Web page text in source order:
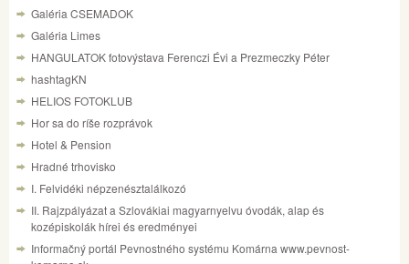
Galéria CSEMADOK
Galéria Limes
HANGULATOK fotovýstava Ferenczi Évi a Prezmeczky Péter
hashtagKN
HELIOS FOTOKLUB
Hor sa do ríše rozprávok
Hotel & Pension
Hradné trhovisko
I. Felvidéki népzenésztalálkozó
II. Rajzpályázat a Szlovákiai magyarnyelvu óvodák, alap és
kozépiskolák hírei és eredményei
Informačný portál Pevnostného systému Komárna www.pevnost-